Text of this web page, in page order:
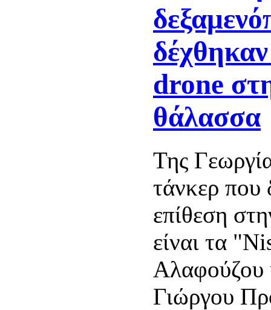
drone
θάλασσα
Της
τάνκερ που
επίθεση
είναι τα
Αλαφούζου
Γιώργου